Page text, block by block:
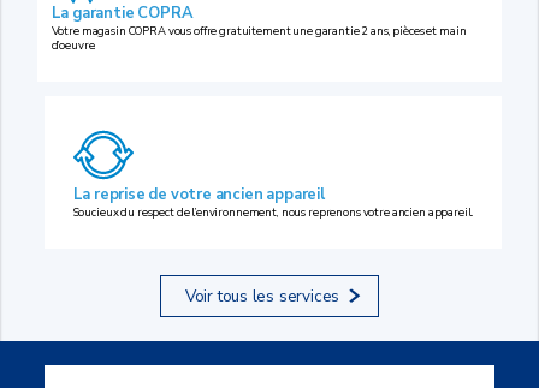
La garantie COPRA
Votre magasin COPRA vous offre gratuitement une garantie 2 ans, pièces et main
d’oeuvre.
La reprise de votre ancien appareil
Soucieux du respect de l’environnement, nous reprenons votre ancien appareil.
Voir tous les services